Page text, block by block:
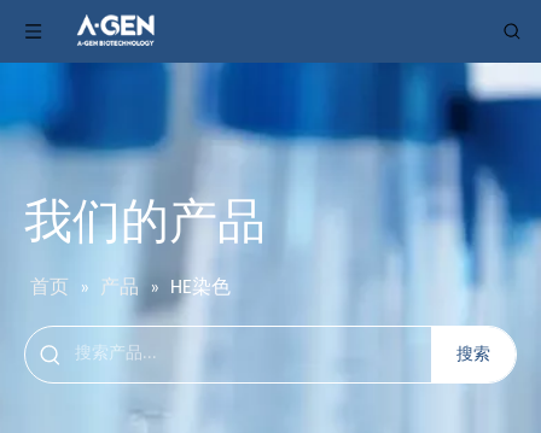
我们的产品
首页 » 产品 » HE染色
搜索